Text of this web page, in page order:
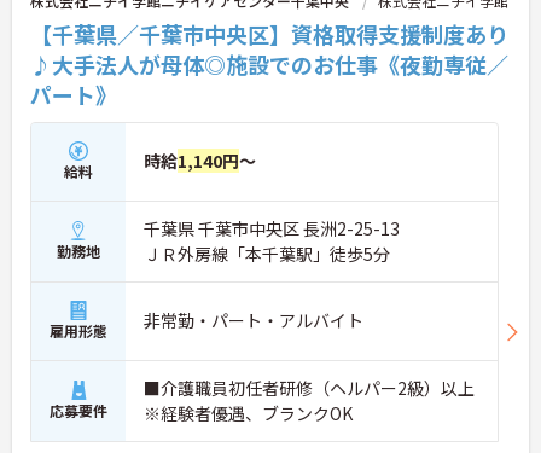
【千葉県／千葉市中央区】資格取得支援制度あり
♪大手法人が母体◎施設でのお仕事《夜勤専従／
パート》
給料 時給1,140円～
勤務地
千葉県 千葉市中央区 長洲2-25-13
ＪＲ外房線「本千葉駅」徒歩5分
雇用形態 非常勤・パート・アルバイト
応募要件
■介護職員初任者研修（ヘルパー2級）以上
※経験者優遇、ブランクOK